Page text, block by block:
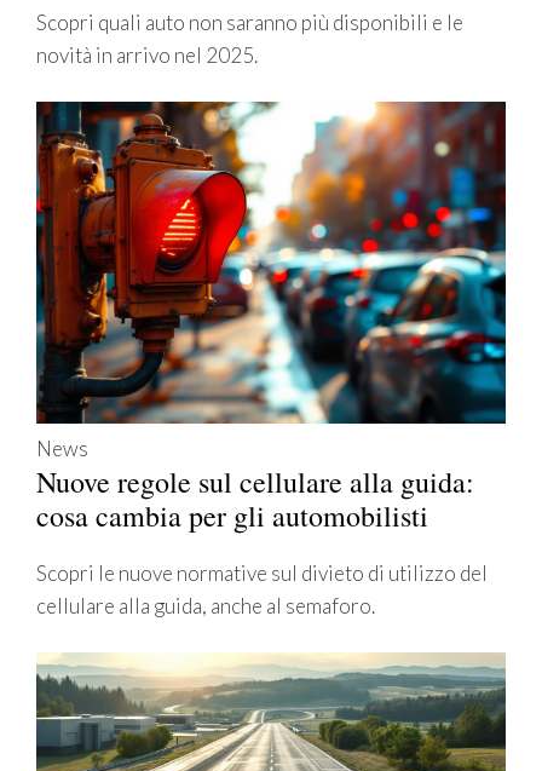
Scopri quali auto non saranno più disponibili e le
novità in arrivo nel 2025.
News
Nuove regole sul cellulare alla guida:
cosa cambia per gli automobilisti
Scopri le nuove normative sul divieto di utilizzo del
cellulare alla guida, anche al semaforo.